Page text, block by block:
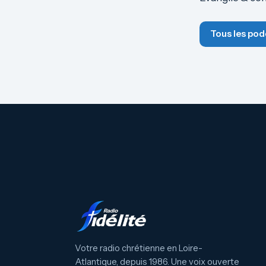
Tous les
Votre radio chrétienne en Loire-
Atlantique, depuis 1986. Une voix ouverte